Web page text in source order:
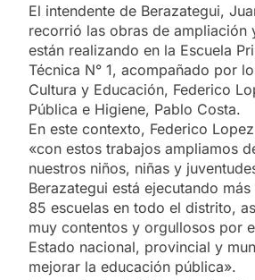
El intendente de Berazategui,
recorrió las obras de ampliación
están realizando en la Escuela
Técnica N° 1, acompañado por
Cultura y Educación, Federico
Pública e Higiene, Pablo Costa.
En este contexto, Federico
«con estos trabajos ampliamos
nuestros niños, niñas y
Berazategui está ejecutando
85 escuelas en todo el distrito,
muy contentos y orgullosos por
Estado nacional, provincial y
mejorar la educación pública».